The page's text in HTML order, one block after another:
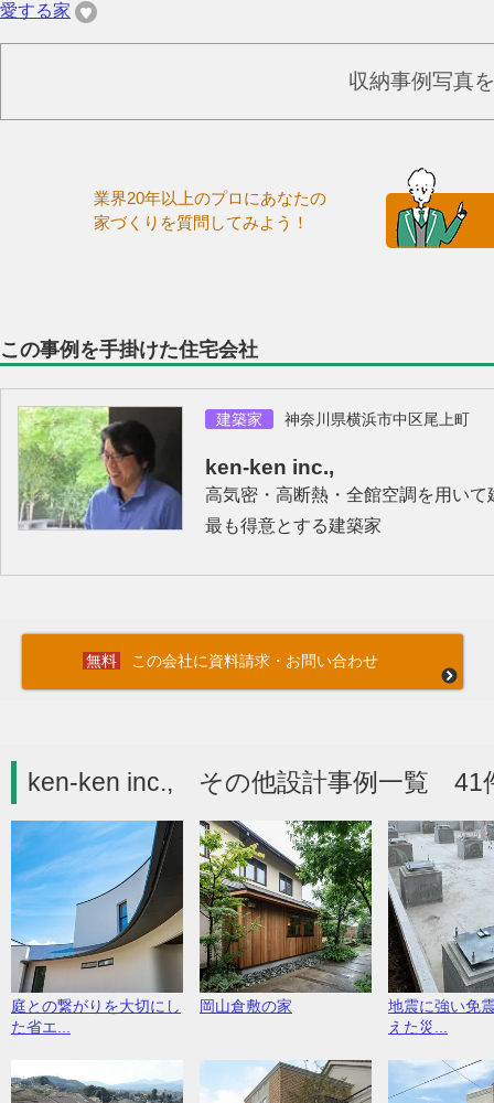
愛する家
収納事例写真
業界20年以上のプロにあなたの
家づくりを質問してみよう！
この事例を手掛けた住宅会社
建築家 神奈川県横浜市中区尾上町
ken-ken inc.,
高気密・高断熱・全館空調を用い
最も得意とする建築家
この会社に資料請求・お問い合わせ
ken-ken inc., その他設計事例一覧 41
庭との繋がりを大切にし
た省エ...
岡山倉敷の家
地震に強い免
えた災...